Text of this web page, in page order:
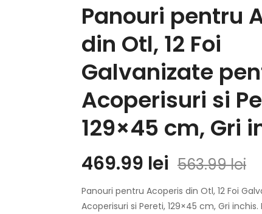
Panouri pentru
din Otl, 12 Foi
Galvanizate
Acoperisuri si
129×45 cm, Gri
563.99lei
469.99 lei
Panouri pentru Acoperis din Otl, 12 Foi
Acoperisuri si Pereti, 129×45 cm, Gri